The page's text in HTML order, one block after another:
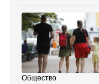
Общество